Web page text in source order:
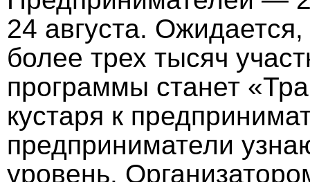
24 августа.
более трех тысяч
программы станет
кустаря к
предприниматели
уровень.